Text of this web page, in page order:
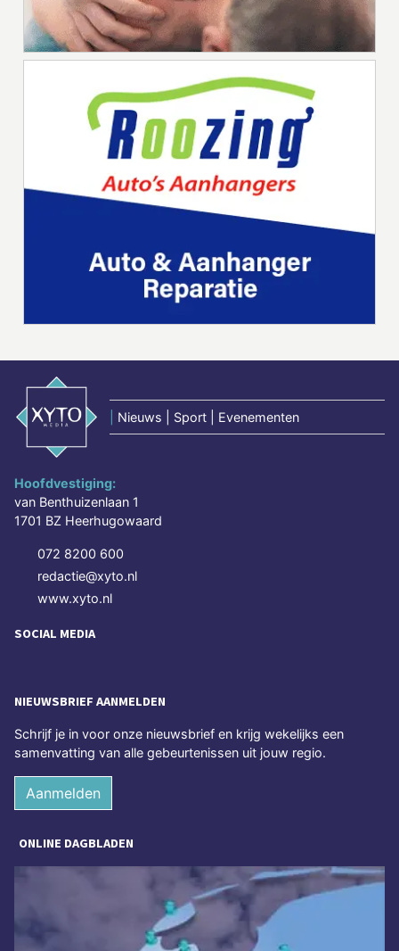
Nieuws | Sport | Evenementen
Hoofdvestiging:
van Benthuizenlaan 1
1701 BZ Heerhugowaard
072 8200 600
redactie@xyto.nl
www.xyto.nl
SOCIAL MEDIA
NIEUWSBRIEF AANMELDEN
Schrijf je in voor onze nieuwsbrief en krijg wekelijks een
samenvatting van alle gebeurtenissen uit jouw regio.
Aanmelden
ONLINE DAGBLADEN